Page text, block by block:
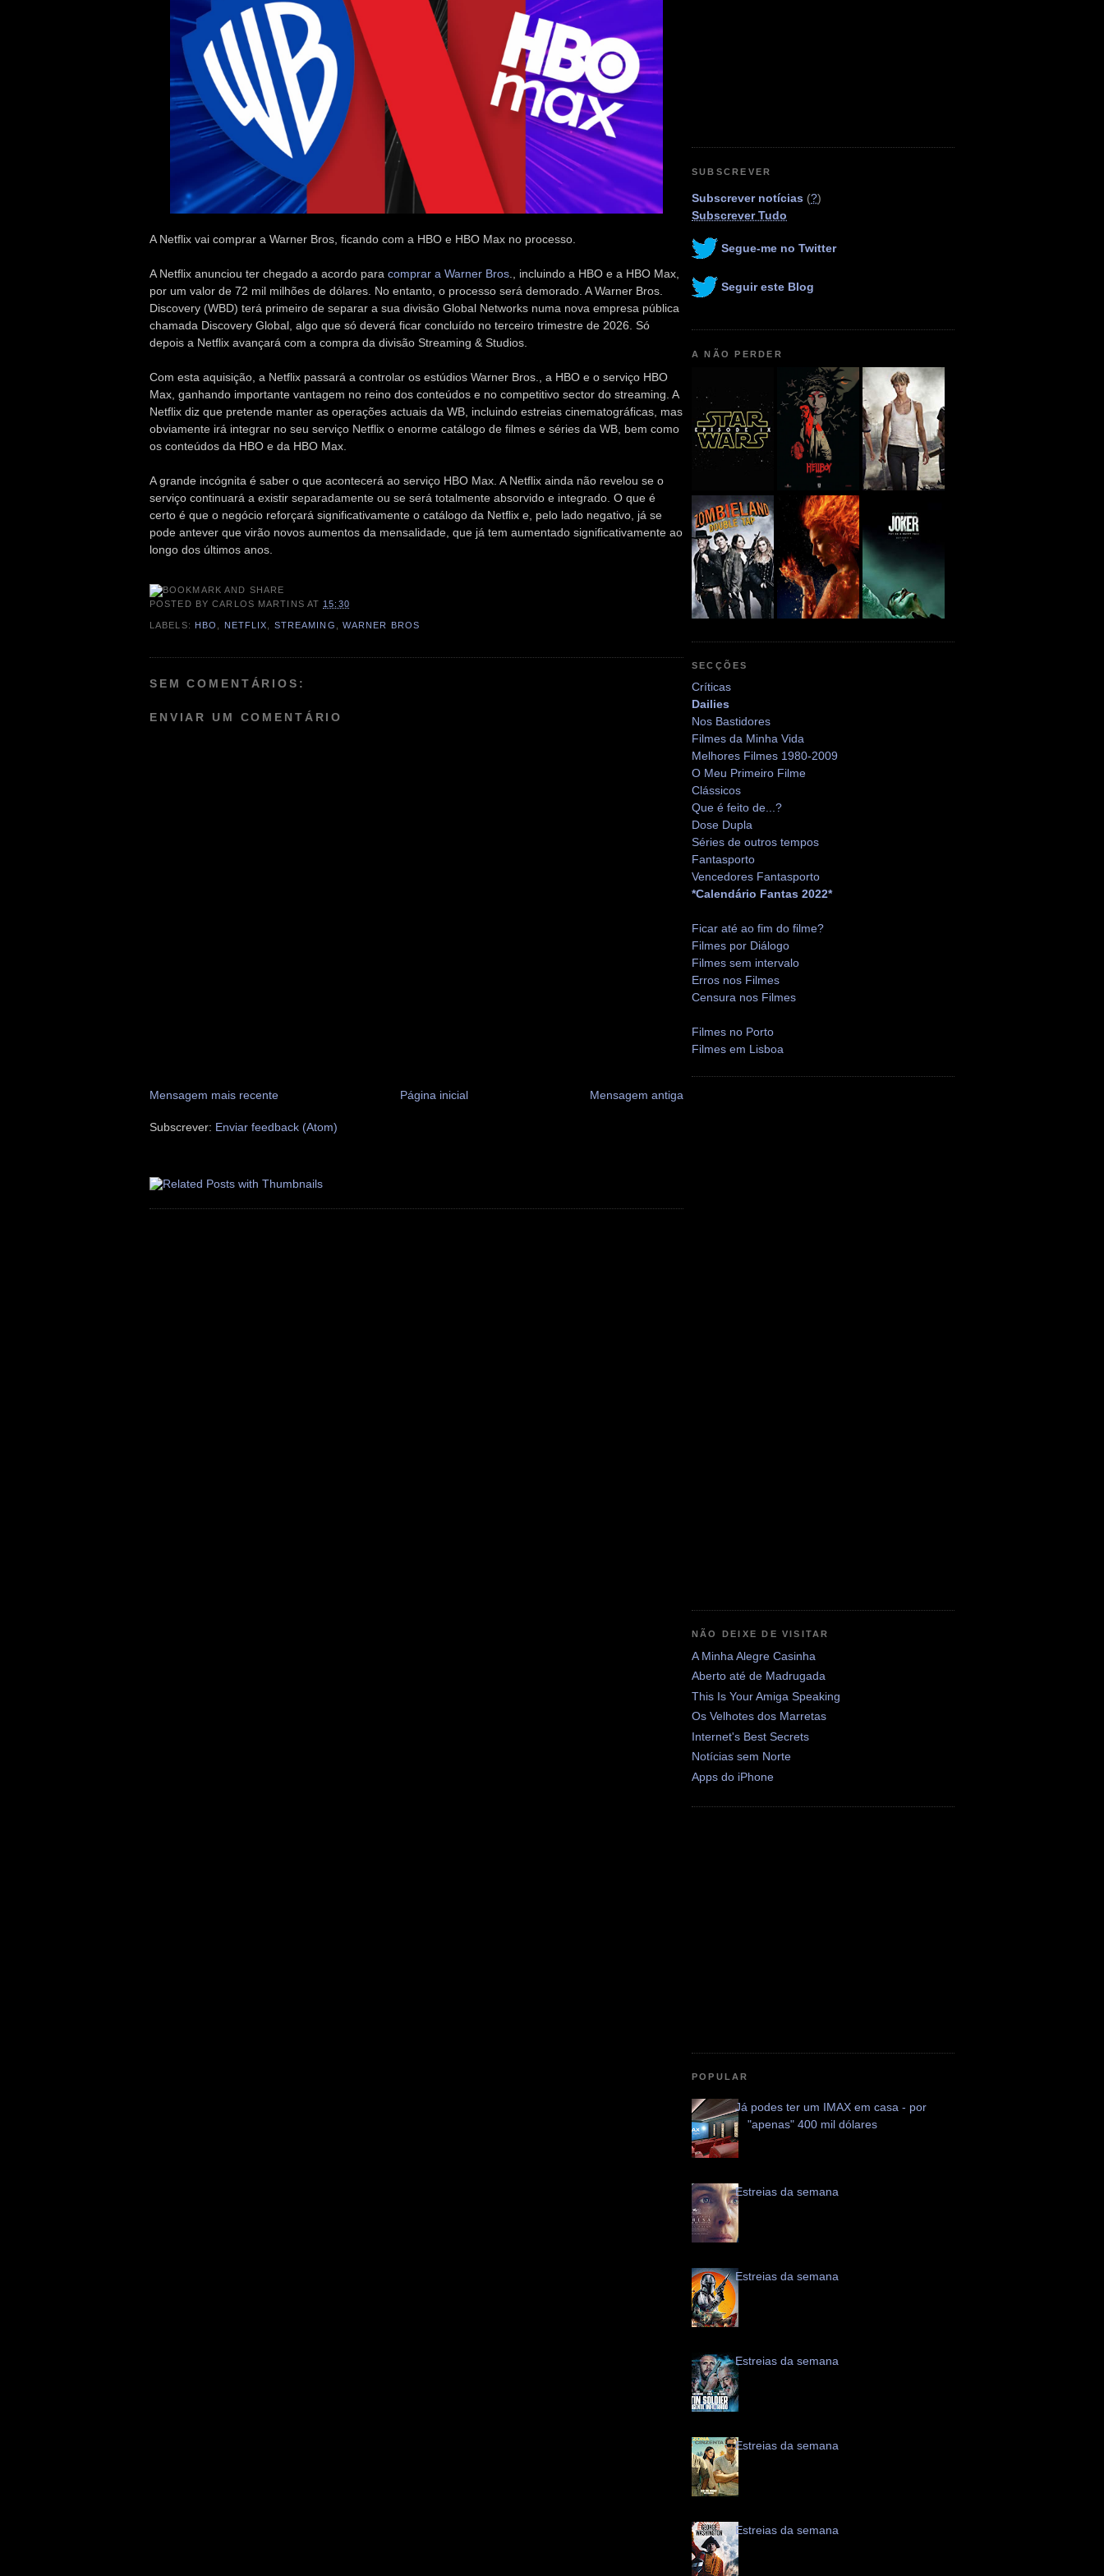
A Netflix vai comprar a Warner Bros, ficando com a HBO e HBO Max no processo.
A Netflix anunciou ter chegado a acordo para comprar a Warner Bros ., incluindo a HBO e a HBO Max,
por um valor de 72 mil milhões de dólares. No entanto, o processo será demorado. A Warner Bros.
Discovery (WBD) terá primeiro de separar a sua divisão Global Networks numa nova empresa pública
chamada Discovery Global, algo que só deverá ficar concluído no terceiro trimestre de 2026. Só
depois a Netflix avançará com a compra da divisão Streaming & Studios.
Com esta aquisição, a Netflix passará a controlar os estúdios Warner Bros., a HBO e o serviço HBO
Max, ganhando importante vantagem no reino dos conteúdos e no competitivo sector do streaming. A
Netflix diz que pretende manter as operações actuais da WB, incluindo estreias cinematográficas, mas
obviamente irá integrar no seu serviço Netflix o enorme catálogo de filmes e séries da WB, bem como
os conteúdos da HBO e da HBO Max.
A grande incógnita é saber o que acontecerá ao serviço HBO Max. A Netflix ainda não revelou se o
serviço continuará a existir separadamente ou se será totalmente absorvido e integrado. O que é
certo é que o negócio reforçará significativamente o catálogo da Netflix e, pelo lado negativo, já se
pode antever que virão novos aumentos da mensalidade, que já tem aumentado significativamente ao
longo dos últimos anos.
POSTED BYCARLOS MARTINS AT 15:30
LABELS: HBO NETFLIX STREAMING WARNER BROS
SEM COMENTÁRIOS:
ENVIAR UM COMENTÁRIO
Mensagem mais recente Mensagem antiga
Página inicial
Subscrever: Enviar feedback (Atom)
SUBSCREVER
Subscrever notícias (?)
Subscrever Tudo
Segue-me no Twitter
Seguir este Blog
A NÃO PERDER
SECÇÕES
Críticas
Dailies
Nos Bastidores
Filmes da Minha Vida
Melhores Filmes 1980-2009
O Meu Primeiro Filme
Clássicos
Que é feito de...?
Dose Dupla
Séries de outros tempos
Fantasporto
Vencedores Fantasporto
*Calendário Fantas 2022*
Ficar até ao fim do filme?
Filmes por Diálogo
Filmes sem intervalo
Erros nos Filmes
Censura nos Filmes
Filmes no Porto
Filmes em Lisboa
NÃO DEIXE DE VISITAR
A Minha Alegre Casinha
Aberto até de Madrugada
This Is Your Amiga Speaking
Os Velhotes dos Marretas
Internet's Best Secrets
Notícias sem Norte
Apps do iPhone
POPULAR
Já podes ter um IMAX em casa - por
"apenas" 400 mil dólares
Estreias da semana
Estreias da semana
Estreias da semana
Estreias da semana
Estreias da semana